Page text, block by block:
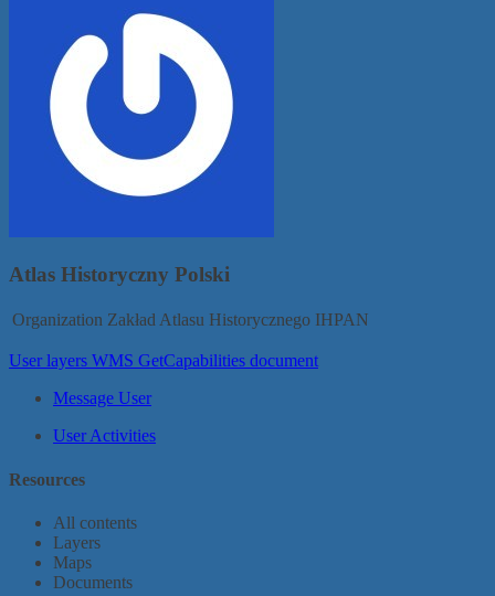
Atlas Historyczny Polski
Organization Zakład Atlasu Historycznego IHPAN
User layers WMS GetCapabilities document
Message User
User Activities
Resources
All contents
Layers
Maps
Documents